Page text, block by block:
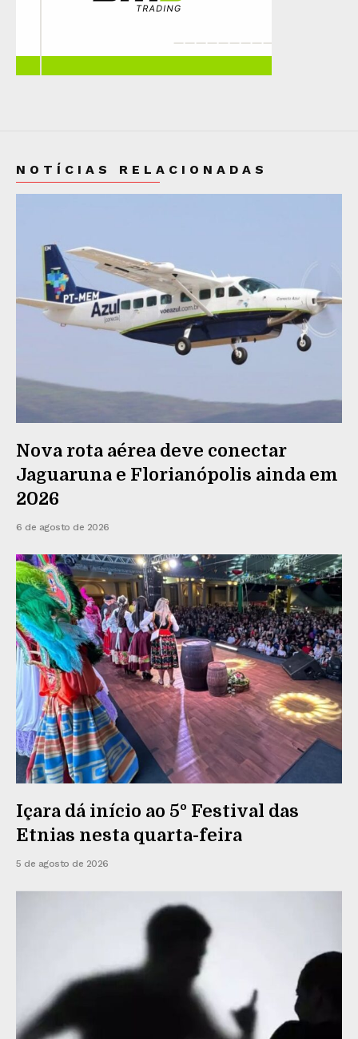
NOTÍCIAS RELACIONADAS
Nova rota aérea deve conectar
Jaguaruna e Florianópolis ainda em
2026
6 de agosto de 2026
Içara dá início ao 5º Festival das
Etnias nesta quarta-feira
5 de agosto de 2026